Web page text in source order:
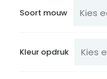
Soort mouw
Kleur opdruk